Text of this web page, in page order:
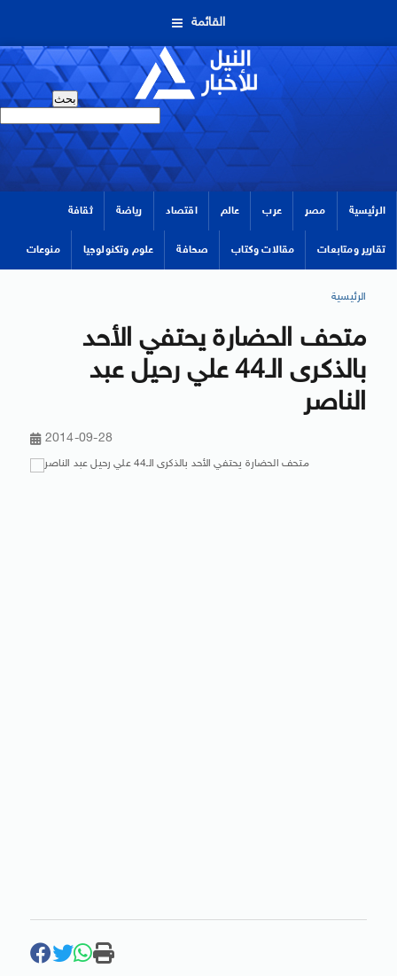
القائمة
الرئيسية مصر عرب عالم اقتصاد رياضة ثقافة
تقارير ومتابعات مقالات وكتاب صحافة علوم وتكنولوجيا منوعات
الرئيسية
متحف الحضارة يحتفي الأحد
بالذكرى الـ44 علي رحيل عبد
الناصر
2014-09-28